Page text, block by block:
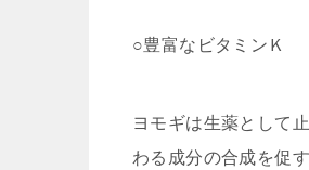
○豊富なビタミンＫ
ヨモギは生薬として
わる成分の合成を促